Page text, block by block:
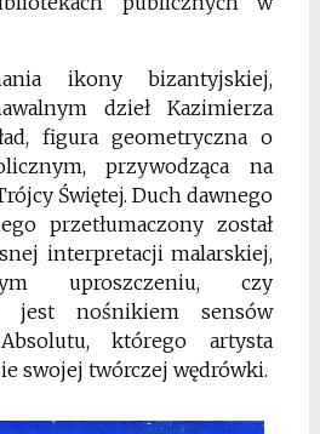
ikony bizantyjskiej,
dzieł Kazimierza
figura geometryczna o
przywodząca na
Świętej. Duch dawnego
przetłumaczony został
interpretacji malarskiej,
uproszczeniu, czy
jest nośnikiem sensów
którego artysta
swojej twórczej wędrówki.